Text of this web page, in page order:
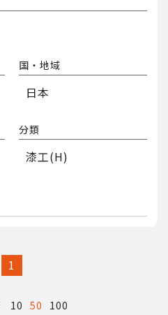
国・地域
日本
分類
漆工(H)
1
10 50 100